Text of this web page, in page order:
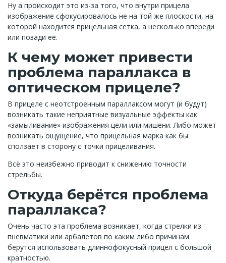
Ну а происходит это из-за того, что внутри прицела
изображение сфокусировалось не на той же плоскости, на
которой находится прицельная сетка, а несколько впереди
или позади её.
К чему может привести
проблема параллакса в
оптическом прицеле?
В прицеле с неотстроенным параллаксом могут (и будут)
возникать такие неприятные визуальные эффекты как
«замыливание» изображения цели или мишени. Либо может
возникать ощущение, что прицельная марка как бы
сползает в сторону с точки прицеливания.
Всё это неизбежно приводит к снижению точности
стрельбы.
Откуда берётся проблема
параллакса?
Очень часто эта проблема возникает, когда стрелки из
пневматики или арбалетов по каким либо причинам
берутся использовать длиннофокусный прицел с большой
кратностью.